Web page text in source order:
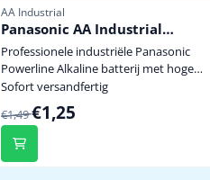
Artikelnummer
AA Industrial
Panasonic AA Industrial
Powerline
Professionele industriële Panasonic
Powerline Alkaline batterij met hoge
capaciteit dus minder vaak batterijen
wisselen. Niet te koop in de winkel. penlite
model AA prijs per stuk
Sofort versandfertig
Von 1,49 für 1,25
€1,49€1,25